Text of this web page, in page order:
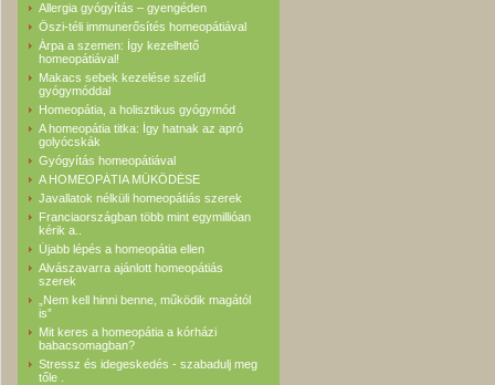
Allergia gyógyítás – gyengéden
Őszi-téli immunerősítés homeopátiával
Árpa a szemen: Így kezelhető
homeopátiával!
Makacs sebek kezelése szelíd
gyógymóddal
Homeopátia, a holisztikus gyógymód
A homeopátia titka: Így hatnak az apró
golyócskák
Gyógyítás homeopátiával
A HOMEOPÁTIA MŰKÖDÉSE
Javallatok nélküli homeopátiás szerek
Franciaországban több mint egymillióan
kérik a..
Újabb lépés a homeopátia ellen
Alvászavarra ajánlott homeopátiás
szerek
„Nem kell hinni benne, működik magától
is”
Mit keres a homeopátia a kórházi
babacsomagban?
Stressz és idegeskedés - szabadulj meg
tőle .